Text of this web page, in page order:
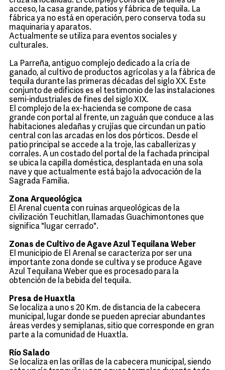
acceso, la casa grande, patios y fábrica de tequila. La
fábrica ya no está en operación, pero conserva toda su
maquinaria y aparatos.
Actualmente se utiliza para eventos sociales y
culturales.
La Parreña, antiguo complejo dedicado a la cría de
ganado, al cultivo de productos agrícolas y a la fábrica de
tequila durante las primeras décadas del siglo XX. Este
conjunto de edificios es el testimonio de las instalaciones
semi-industriales de fines del siglo XIX.
El complejo de la ex-hacienda se compone de casa
grande con portal al frente, un zaguán que conduce a las
habitaciones aledañas y crujías que circundan un patio
central con las arcadas en los dos pórticos. Desde el
patio principal se accede a la troje, las caballerizas y
corrales. A un costado del portal de la fachada principal
se ubica la capilla doméstica, desplantada en una sola
nave y que actualmente está bajo la advocación de la
Sagrada Familia.
Zona Arqueológica
El Arenal cuenta con ruinas arqueológicas de la
civilización Teuchitlan, llamadas Guachimontones que
significa "lugar cerrado".
Zonas de Cultivo de Agave Azul Tequilana Weber
El municipio de El Arenal se caracteriza por ser una
importante zona donde se cultiva y se produce Agave
Azul Tequilana Weber que es procesado para la
obtención de la bebida del tequila.
Presa de Huaxtla
Se localiza a uno s 20 Km. de distancia de la cabecera
municipal, lugar donde se pueden apreciar abundantes
áreas verdes y semiplanas, sitio que corresponde en gran
parte a la comunidad de Huaxtla.
Río Salado
Se localiza en las orillas de la cabecera municipal, siendo